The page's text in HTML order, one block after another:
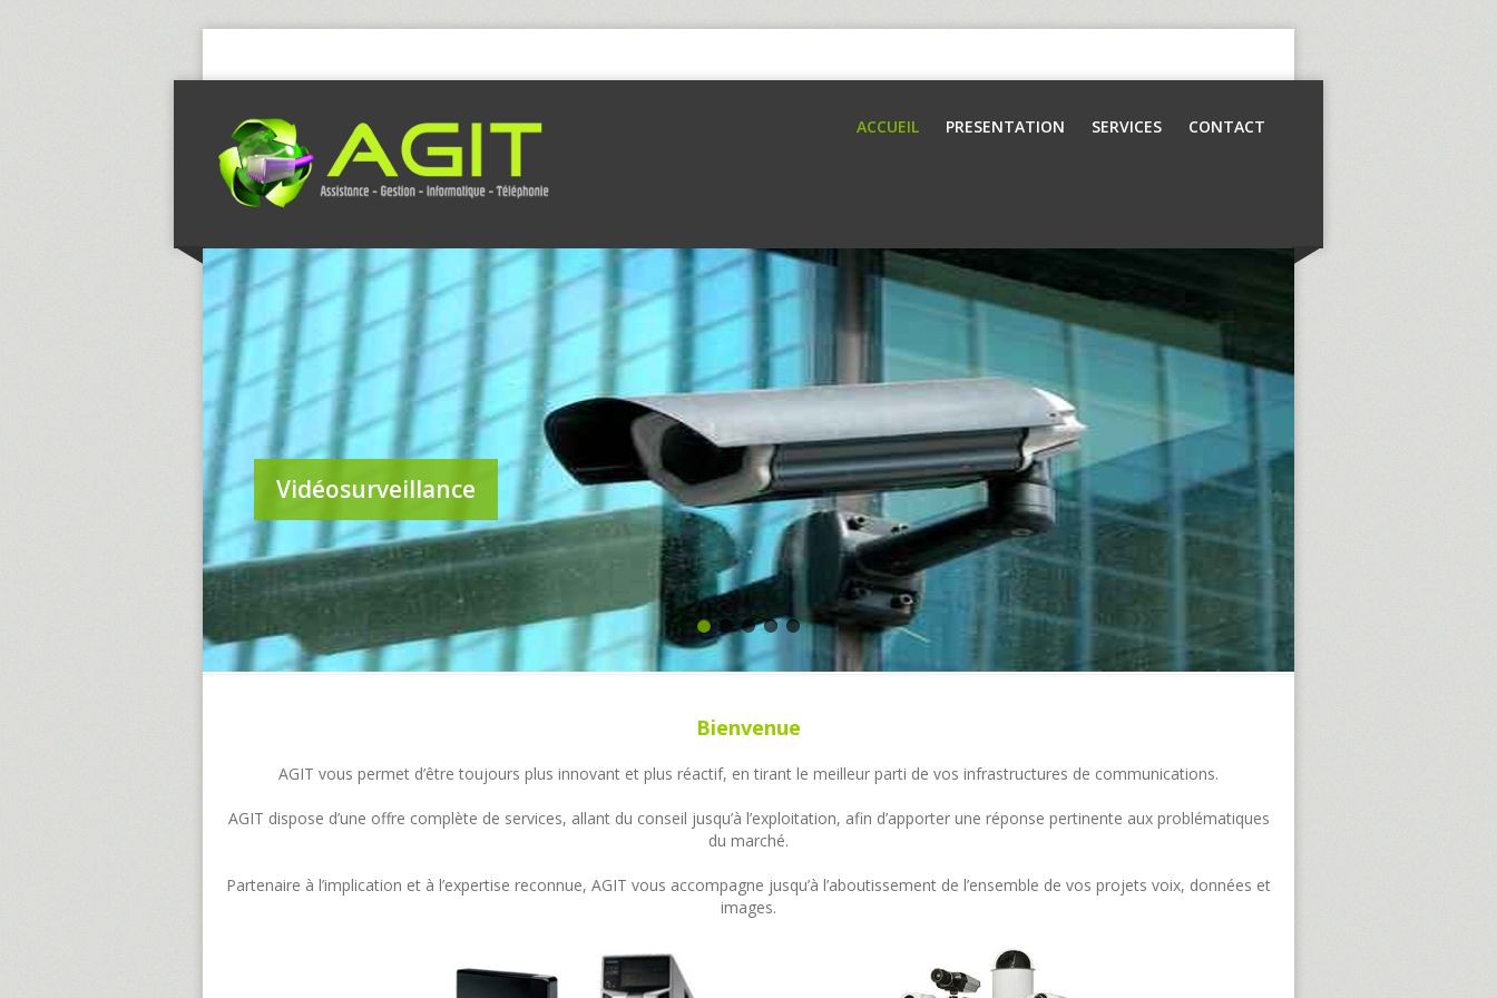
ACCUEIL PRESENTATION SERVICES CONTACT
Vidéosurveillance
Bienvenue
AGIT vous permet d’être toujours plus innovant et plus réactif, en tirant le meilleur parti de vos infrastructures de communications.
AGIT dispose d’une offre complète de services, allant du conseil jusqu’à l’exploitation, afin d’apporter une réponse pertinente aux problématiques
du marché.
Partenaire à l’implication et à l’expertise reconnue, AGIT vous accompagne jusqu’à l’aboutissement de l’ensemble de vos projets voix, données et
images.